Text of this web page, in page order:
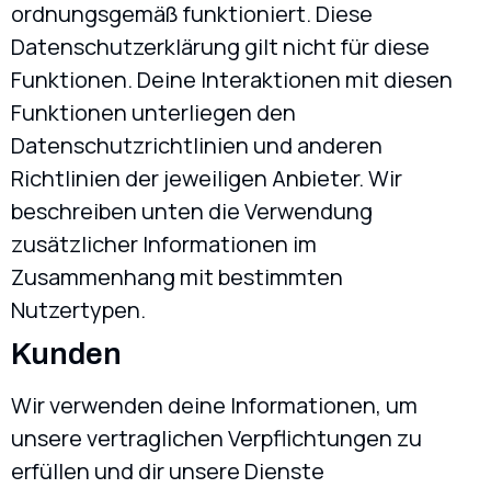
ordnungsgemäß funktioniert. Diese
Datenschutzerklärung gilt nicht für diese
Funktionen. Deine Interaktionen mit diesen
Funktionen unterliegen den
Datenschutzrichtlinien und anderen
Richtlinien der jeweiligen Anbieter. Wir
beschreiben unten die Verwendung
zusätzlicher Informationen im
Zusammenhang mit bestimmten
Nutzertypen.
Kunden
Wir verwenden deine Informationen, um
unsere vertraglichen Verpflichtungen zu
erfüllen und dir unsere Dienste